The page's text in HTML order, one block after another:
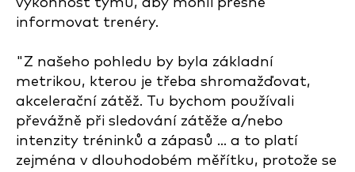
informovat trenéry.
"Z našeho pohledu by byla základní
metrikou, kterou je třeba shromažďovat,
akcelerační zátěž. Tu bychom používali
převážně při sledování zátěže a/nebo
intenzity tréninků a zápasů ... a to platí
zejména v dlouhodobém měřítku, protože se